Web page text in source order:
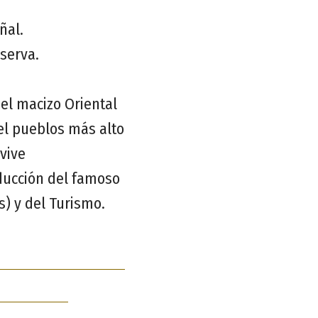
macizo Oriental
pueblos más alto
del famoso
y del Turismo.